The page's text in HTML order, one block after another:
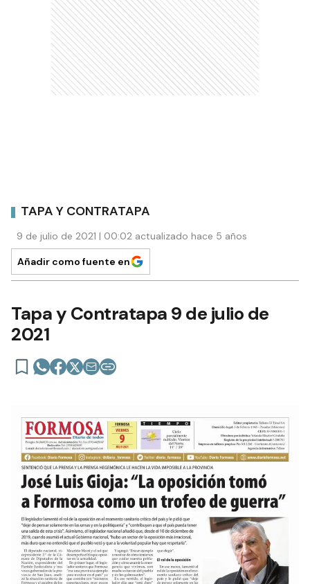
TAPA Y CONTRATAPA
9 de julio de 2021 | 00:02 actualizado hace 5 años
Añadir como fuente en
Tapa y Contratapa 9 de julio de
2021